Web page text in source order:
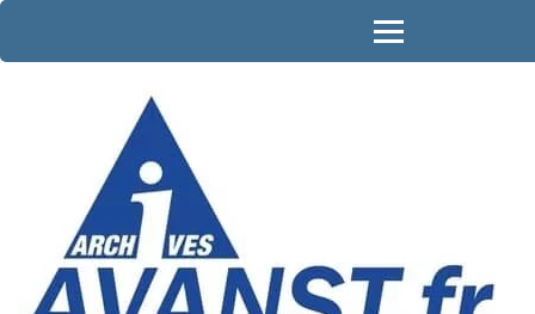
Aller
contenu